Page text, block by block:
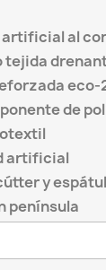
artificial al
tejida
eco-
de
artificial
y
península